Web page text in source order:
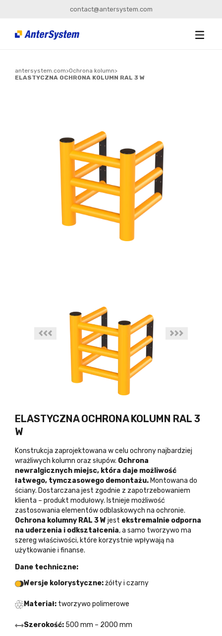
contact@antersystem.com
antersystem.com>Ochrona kolumn>
ELASTYCZNA OCHRONA KOLUMN RAL 3 W
ELASTYCZNA OCHRONA KOLUMN RAL 3
W
Konstrukcja zaprojektowana w celu ochrony najbardziej
wrażliwych kolumn oraz słupów. Ochrona
newralgicznych miejsc, która daje możliwość
łatwego, tymczasowego demontażu. Montowana do
ściany. Dostarczana jest zgodnie z zapotrzebowaniem
klienta – produkt modułowy. Istnieje możliwość
zastosowania elementów odblaskowych na ochronie.
Ochrona kolumny RAL 3 W jest ekstremalnie odporna
na uderzenia i odkształcenia, a samo tworzywo ma
szereg właściwości, które korzystnie wpływają na
użytkowanie i finanse.
Dane techniczne:
Wersje kolorystyczne:żółty i czarny
Materiał: tworzywo polimerowe
Szerokość: 500 mm – 2000 mm